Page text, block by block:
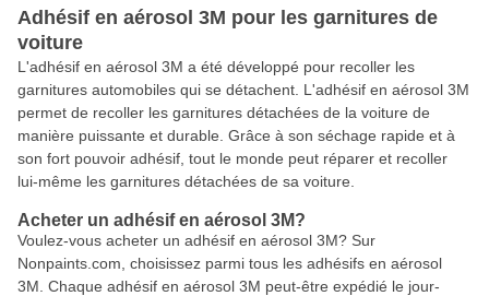
Adhésif en aérosol 3M pour les garnitures de
voiture
L'adhésif en aérosol 3M a été développé pour recoller les
garnitures automobiles qui se détachent. L'adhésif en aérosol 3M
permet de recoller les garnitures détachées de la voiture de
manière puissante et durable. Grâce à son séchage rapide et à
son fort pouvoir adhésif, tout le monde peut réparer et recoller
lui-même les garnitures détachées de sa voiture.
Acheter un adhésif en aérosol 3M?
Voulez-vous acheter un adhésif en aérosol 3M? Sur
Nonpaints.com, choisissez parmi tous les adhésifs en aérosol
3M. Chaque adhésif en aérosol 3M peut-être expédié le jour-